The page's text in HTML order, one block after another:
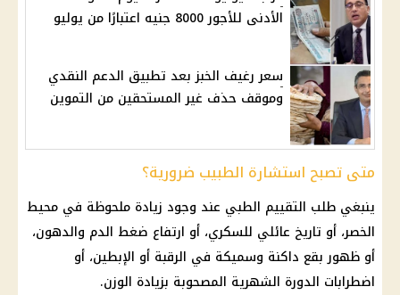
الأدنى للأجور 8000 جنيه اعتبارًا من يوليو
سعر رغيف الخبز بعد تطبيق الدعم النقدي
وموقف حذف غير المستحقين من التموين
متى تصبح استشارة الطبيب ضرورية؟
ينبغي طلب التقييم الطبي عند وجود زيادة ملحوظة في محيط
الخصر، أو تاريخ عائلي للسكري، أو ارتفاع ضغط الدم والدهون،
أو ظهور بقع داكنة وسميكة في الرقبة أو الإبطين، أو
اضطرابات الدورة الشهرية المصحوبة بزيادة الوزن.